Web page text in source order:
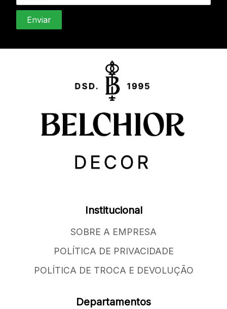
Institucional
SOBRE A EMPRESA
POLÍTICA DE PRIVACIDADE
POLÍTICA DE TROCA E DEVOLUÇÃO
Departamentos